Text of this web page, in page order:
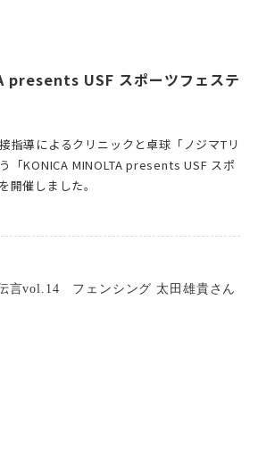
presents USF スポーツフェステ
指導によるクリニックと卓球「ノジマTリ
「KONICA MINOLTA presents USF スポ
開催しました。